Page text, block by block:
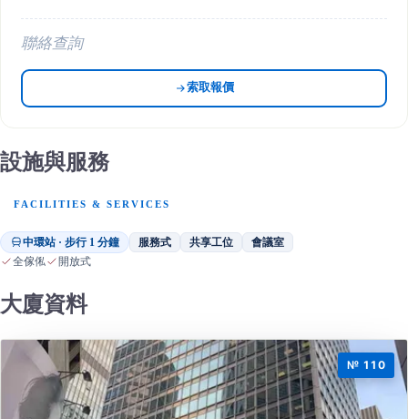
聯絡查詢
索取報價
設施與服務
FACILITIES & SERVICES
中環站 · 步行 1 分鐘 服務式 共享工位 會議室
全傢俬 開放式
大廈資料
№ 110